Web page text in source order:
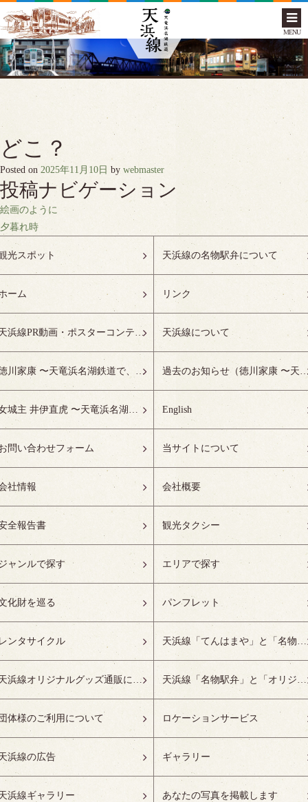
MENU
どこ？
Posted on 2025年11月10日 by webmaster
投稿ナビゲーション
絵画のように
夕暮れ時
光スポット 天浜線の名物駅弁について
ーム リンク
天浜線PR動画・ポスターコンテスト受賞作品特設ページ 天浜線について
徳川家康 〜天竜浜名湖鉄道で、徳川ゆかりの地へ！〜 過去のお知らせ（徳川家康 〜天竜浜名湖鉄道で、
女城主 井伊直虎 〜天竜浜名湖鉄道で、井の国へ！〜 English
問い合わせフォーム 当サイトについて
社情報 会社概要
全報告書 観光タクシー
ャンルで探す エリアで探す
化財を巡る パンフレット
ンタサイクル 天浜線「てんはまや」と「名物駅弁」について
天浜線オリジナルグッズ通販について 天浜線「名物駅弁」と「オリジナルグッズ」
体様のご利用について ロケーションサービス
浜線の広告 ギャラリー
浜線ギャラリー あなたの写真を掲載します